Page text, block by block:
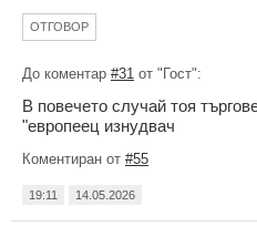
ОТГОВОР
До коментар #31 от "Гост":
В повечето случай тоя
"европеец изнудвач
Коментиран от #55
19:11 14.05.2026